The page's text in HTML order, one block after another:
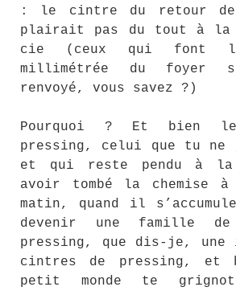
: le cintre du retour de
plairait pas du tout à la
cie (ceux qui font
millimétrée du foyer
renvoyé, vous savez ?)
Pourquoi ? Et bien
pressing, celui que tu ne
et qui reste pendu à la
avoir tombé la chemise
matin, quand il
devenir une famille
pressing, que dis-je, une
cintres de pressing, et
petit monde te